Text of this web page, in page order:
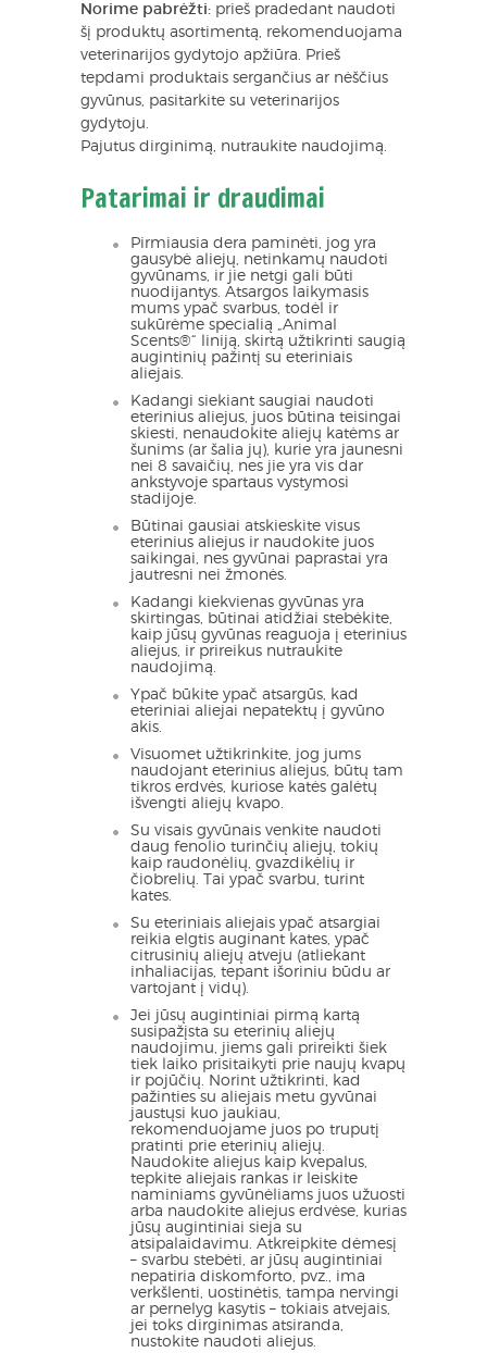
Norime pabrėžti: prieš pradedant naudoti
šį produktų asortimentą, rekomenduojama
veterinarijos gydytojo apžiūra. Prieš
tepdami produktais sergančius ar nėščius
gyvūnus, pasitarkite su veterinarijos
gydytoju.
Pajutus dirginimą, nutraukite naudojimą.
Patarimai ir draudimai
Pirmiausia dera paminėti, jog yra
gausybė aliejų, netinkamų naudoti
gyvūnams, ir jie netgi gali būti
nuodijantys. Atsargos laikymasis
mums ypač svarbus, todėl ir
sukūrėme specialią „Animal
Scents®“ liniją, skirtą užtikrinti saugią
augintinių pažintį su eteriniais
aliejais.
Kadangi siekiant saugiai naudoti
eterinius aliejus, juos būtina teisingai
skiesti, nenaudokite aliejų katėms ar
šunims (ar šalia jų), kurie yra jaunesni
nei 8 savaičių, nes jie yra vis dar
ankstyvoje spartaus vystymosi
stadijoje.
Būtinai gausiai atskieskite visus
eterinius aliejus ir naudokite juos
saikingai, nes gyvūnai paprastai yra
jautresni nei žmonės.
Kadangi kiekvienas gyvūnas yra
skirtingas, būtinai atidžiai stebėkite,
kaip jūsų gyvūnas reaguoja į eterinius
aliejus, ir prireikus nutraukite
naudojimą.
Ypač būkite ypač atsargūs, kad
eteriniai aliejai nepatektų į gyvūno
akis.
Visuomet užtikrinkite, jog jums
naudojant eterinius aliejus, būtų tam
tikros erdvės, kuriose katės galėtų
išvengti aliejų kvapo.
Su visais gyvūnais venkite naudoti
daug fenolio turinčių aliejų, tokių
kaip raudonėlių, gvazdikėlių ir
čiobrelių. Tai ypač svarbu, turint
kates.
Su eteriniais aliejais ypač atsargiai
reikia elgtis auginant kates, ypač
citrusinių aliejų atveju (atliekant
inhaliacijas, tepant išoriniu būdu ar
vartojant į vidų).
Jei jūsų augintiniai pirmą kartą
susipažįsta su eterinių aliejų
naudojimu, jiems gali prireikti šiek
tiek laiko prisitaikyti prie naujų kvapų
ir pojūčių. Norint užtikrinti, kad
pažinties su aliejais metu gyvūnai
jaustųsi kuo jaukiau,
rekomenduojame juos po truputį
pratinti prie eterinių aliejų.
Naudokite aliejus kaip kvepalus,
tepkite aliejais rankas ir leiskite
naminiams gyvūnėliams juos užuosti
arba naudokite aliejus erdvėse, kurias
jūsų augintiniai sieja su
atsipalaidavimu. Atkreipkite dėmesį
– svarbu stebėti, ar jūsų augintiniai
nepatiria diskomforto, pvz., ima
verkšlenti, uostinėtis, tampa nervingi
ar pernelyg kasytis – tokiais atvejais,
jei toks dirginimas atsiranda,
nustokite naudoti aliejus.